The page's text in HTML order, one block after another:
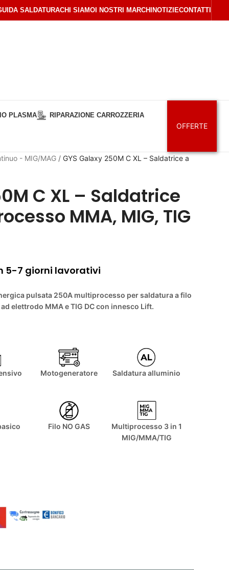
SALDATURACHI SIAMOI NOSTRI MARCHI NOTIZIECONTATTI
PLASMA RIPARAZIONE CARROZZERIA
OFFERTE
- MIG/MAG/ GYS Galaxy 250M C XL – Saldatrice a
C XL – Saldatrice
MMA, MIG, TIG
5-7 giorni lavorativi
pulsata 250A multiprocesso per saldatura a filo
elettrodo MMA e TIG DC con innesco Lift.
Motogeneratore Saldatura alluminio
Filo NO GAS
Multiprocesso 3 in 1
MIG/MMA/TIG